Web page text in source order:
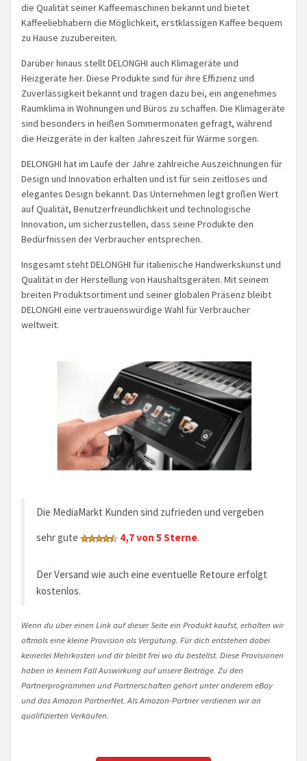
die Qualität seiner Kaffeemaschinen bekannt und bietet
Kaffeeliebhabern die Möglichkeit, erstklassigen Kaffee bequem
zu Hause zuzubereiten.
Darüber hinaus stellt DELONGHI auch Klimageräte und
Heizgeräte her. Diese Produkte sind für ihre Effizienz und
Zuverlässigkeit bekannt und tragen dazu bei, ein angenehmes
Raumklima in Wohnungen und Büros zu schaffen. Die Klimageräte
sind besonders in heißen Sommermonaten gefragt, während
die Heizgeräte in der kalten Jahreszeit für Wärme sorgen.
DELONGHI hat im Laufe der Jahre zahlreiche Auszeichnungen für
Design und Innovation erhalten und ist für sein zeitloses und
elegantes Design bekannt. Das Unternehmen legt großen Wert
auf Qualität, Benutzerfreundlichkeit und technologische
Innovation, um sicherzustellen, dass seine Produkte den
Bedürfnissen der Verbraucher entsprechen.
Insgesamt steht DELONGHI für italienische Handwerkskunst und
Qualität in der Herstellung von Haushaltsgeräten. Mit seinem
breiten Produktsortiment und seiner globalen Präsenz bleibt
DELONGHI eine vertrauenswürdige Wahl für Verbraucher
weltweit.
Die MediaMarkt Kunden sind zufrieden und vergeben
sehr gute
4,7 von 5 Sterne.
Der Versand wie auch eine eventuelle Retoure erfolgt
kostenlos.
Wenn du über einen Link auf dieser Seite ein Produkt kaufst, erhalten wir
oftmals eine kleine Provision als Vergütung. Für dich entstehen dabei
keinerlei Mehrkosten und dir bleibt frei wo du bestellst. Diese Provisionen
haben in keinem Fall Auswirkung auf unsere Beiträge. Zu den
Partnerprogrammen und Partnerschaften gehört unter anderem eBay
und das Amazon PartnerNet. Als Amazon-Partner verdienen wir an
qualifizierten Verkäufen.